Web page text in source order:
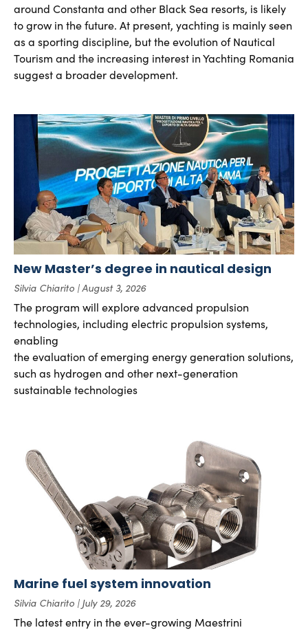
around Constanta and other Black Sea resorts, is likely
to grow in the future. At present, yachting is mainly seen
as a sporting discipline, but the evolution of Nautical
Tourism and the increasing interest in Yachting Romania
suggest a broader development.
New Master’s degree in nautical design
Silvia Chiarito August 3, 2026
The program will explore advanced propulsion
technologies, including electric propulsion systems,
enabling
the evaluation of emerging energy generation solutions,
such as hydrogen and other next-generation
sustainable technologies
Marine fuel system innovation
Silvia Chiarito July 29, 2026
The latest entry in the ever-growing Maestrini